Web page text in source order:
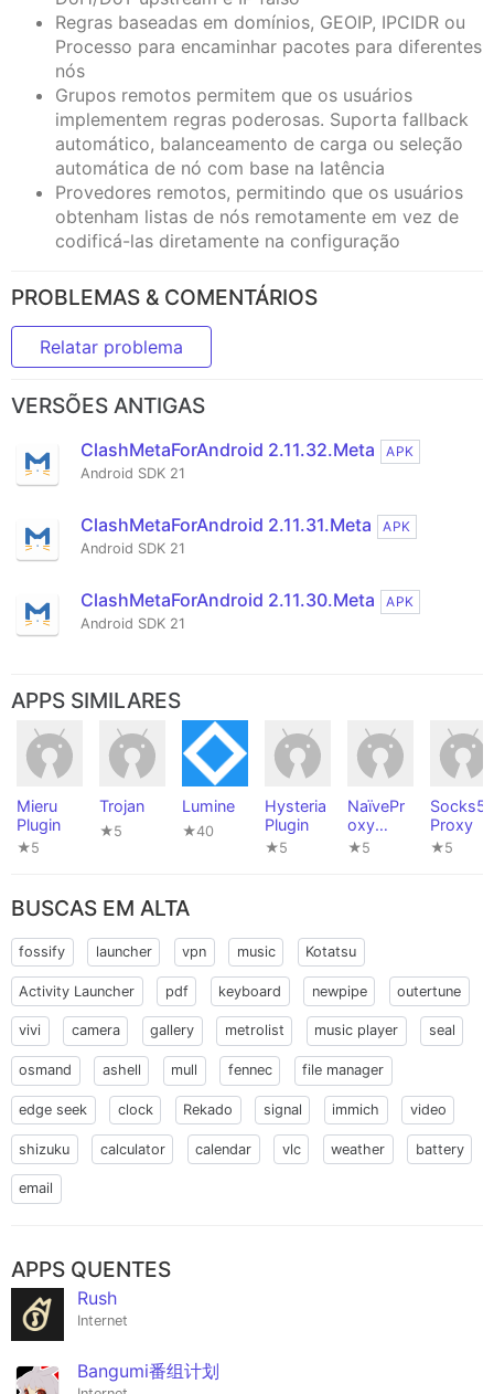
Regras baseadas em domínios, GEOIP, IPCIDR ou
Processo para encaminhar pacotes para diferentes
nós
Grupos remotos permitem que os usuários
implementem regras poderosas. Suporta fallback
automático, balanceamento de carga ou seleção
automática de nó com base na latência
Provedores remotos, permitindo que os usuários
obtenham listas de nós remotamente em vez de
codificá-las diretamente na configuração
PROBLEMAS & COMENTÁRIOS
Relatar problema
VERSÕES ANTIGAS
ClashMetaForAndroid 2.11.32.Meta
APK
Android SDK 21
ClashMetaForAndroid 2.11.31.Meta
APK
Android SDK 21
ClashMetaForAndroid 2.11.30.Meta
APK
Android SDK 21
APPS SIMILARES
Mieru
Plugin
★5
Trojan
★5
Lumine
★40
Hysteria
Plugin
★5
NaïvePr
oxy
Plugin
★5
Socks5
Proxy
★5
BUSCAS EM ALTA
fossify launcher vpn music Kotatsu
Activity Launcher pdf keyboard newpipe outertune
vivi camera gallery metrolist music player seal
osmand ashell mull fennec file manager
edge seek clock Rekado signal immich video
shizuku calculator calendar vlc weather battery
email
APPS QUENTES
Rush
Internet
Bangumi番组计划